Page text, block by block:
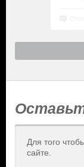
Для того
сайте.